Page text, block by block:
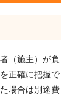
（施主）が負
正確に把握で
場合は別途費